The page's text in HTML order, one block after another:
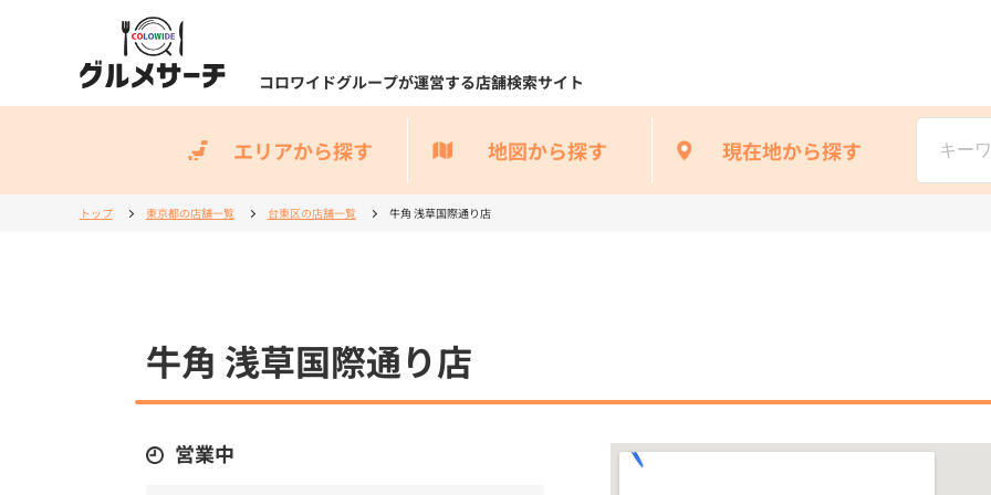
コロワイドグループが運営する店舗検索サイト
エリアから探す 地図から探す 現在地から探す
トップ 東京都の店舗一覧 台東区の店舗一覧 牛角 浅草国際通り店
牛角 浅草国際通り店
営業中